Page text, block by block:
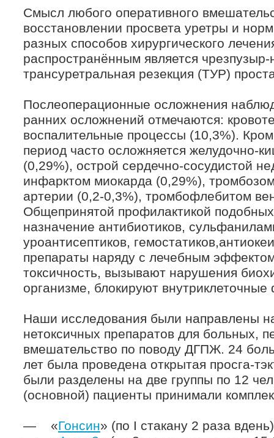
Смысл любого оперативного
восстановлении просвета уретры и
разных способов хирургического
распространённым является чрезпузыр-
трансуретральная резекция (ТУР)
Послеоперационные осложнения
ранних осложнений отмечаются:
воспалительные процессы (10,3%).
период часто осложняется желудочно-
(0,29%), острой сердечно-сосудистой
инфарктом миокарда (0,29%),
артерии (0,2-0,3%), тромбофлебитом
Общепринятой профилактикой
назначение антибиотиков,
уроантисептиков,
препараты наряду с лечебным
токсичность, вызывают нарушения
организме, блокируют
Наши исследования были направлены
нетоксичных препаратов для больных,
вмешательство по поводу ДГПЖ. 24
лет была проведена открытая просга-
были разделены на две группы по 12
(основной) пациенты принимали
— «Гонсин» (по I стакану 2 раза